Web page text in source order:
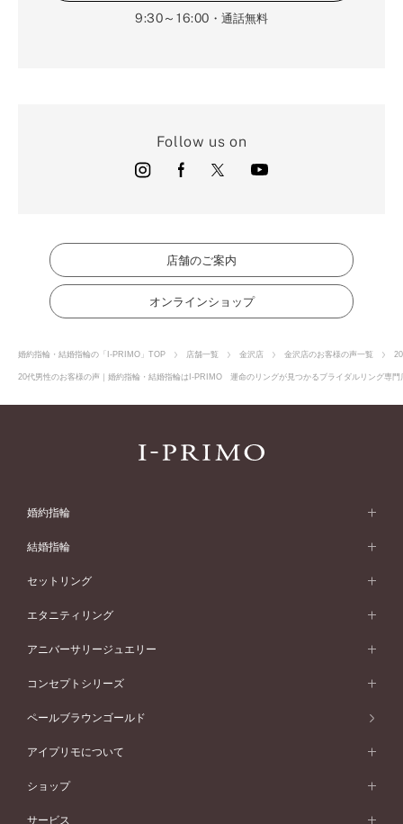
9:30～16:00 ・通話無料
Follow us on
店舗のご案内
オンラインショップ
婚約指輪・結婚指輪の「I-PRIMO」TOP 店舗一覧 金沢店 金沢店のお客様の声一覧
20代男性のお客様の声｜婚約指輪・結婚指輪はI-PRIMO 運命のリングが見つかるブライダルリング専
婚約指輪
婚約指輪 (エンゲージリング)
婚約指輪一覧
ピンクゴールド
ペールブラウンゴールド
ウェーブライン
V字ライン
ワンサイドメレ
ダブルサイドメレ
シンプル
フェミニン
モード
50万円台～
40万円台～
30万円台～
婚約指輪 人気ランキング
結婚指輪
結婚指輪 (マリッジリング)
結婚指輪一覧
ピンクゴールド
ペールブラウンゴールド
ウェーブライン
V字ライン
ワンメレ
セベラルメレ
シンプル
フェミニン
モード
50万円～
40万円～50万円
セットリング
セットリング
セットリング一覧
ピンクゴールド
ペールブラウンゴールド
エタニティリング
エタニティリング
エタニティリング一覧
ピンクゴールド
ペールブラウンゴールド
アニバーサリージュエリー
アニバーサリージュエリー
アニバーサリージュエリー一覧
ファッションリング
ブレスレット
コンセプトシリーズ
コンセプトシリーズ
オリジンビリーフ
ペールブラウンゴールド
アイプリモについて
アイプリモについて
パーソナルハンド診断
ショップ
店舗一覧
サービス